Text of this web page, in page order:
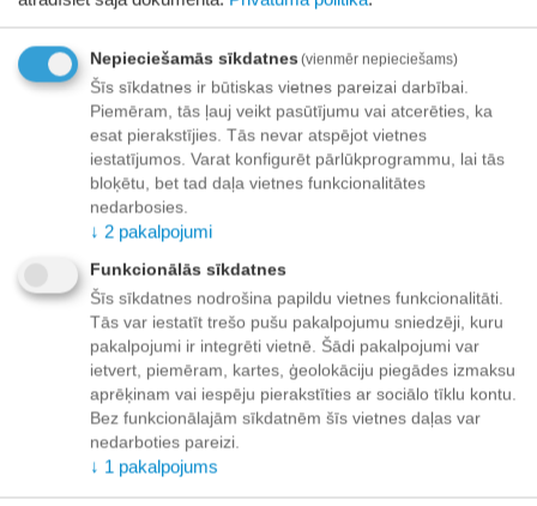
Funkcionālie gardumi kaķiem – divu gardumu veidu asortī –
gardumi pret spalvu kamoliem gremošanas traktā un gardumi
izcilam kažokam. Pirmais tirgū pieejams gardums kaķiem, kurš
satur vērtīgas aktīvas vielas daudzumā, salīdzināmā ar uztura
bagātinātājiem. Līnsēklu eļļa un cinks uzlabo ādas un spalvas
stāvokli. Iesala ekstrakts atvieglo spalvu transportēšanu caur
kaķa gremošanas traktu un novērš spalvu kamolu (pilobezoāru)
veidošanās. Gardumi lieliski daudzveido ikdienas racionu, tos
atšķirt pēc krāsas: *sarkans – ar taurīnu un iesala ekstraktu,
**brūns – ar līnsēklu eļļu un cinku.
Lietošana: līdz 10gb dienā.
*Izejvielas: pilngraudu kviešu milti, kukurūzas milti, miežu
iesals, sorbitols, kaltēta dzīvnieku gaļa, kaltētas aroniju ogas,
hidrolizēta dzīvnieku gaļa.
*Piedevas: taurīns.
Nepieciešamās sīkdatnes (vienmēr nepieciešams)
Šīs sīkdatnes ir būtiskas vietnes pareizai darbībai.
Piemēram, tās ļauj veikt pasūtījumu vai atcerēties, ka
esat pierakstījies. Tās nevar atspējot vietnes
iestatījumos. Varat konfigurēt pārlūkprogrammu, lai tās
bloķētu, bet tad daļa vietnes funkcionalitātes
nedarbosies.
↓ 2 pakalpojumi
Funkcionālās sīkdatnes
Šīs sīkdatnes nodrošina papildu vietnes funkcionalitāti.
Tās var iestatīt trešo pušu pakalpojumu sniedzēji, kuru
pakalpojumi ir integrēti vietnē. Šādi pakalpojumi var
ietvert, piemēram, kartes, ģeolokāciju piegādes izmaksu
aprēķinam vai iespēju pierakstīties ar sociālo tīklu kontu.
Bez funkcionālajām sīkdatnēm šīs vietnes daļas var
nedarboties pareizi.
↓ 1 pakalpojums